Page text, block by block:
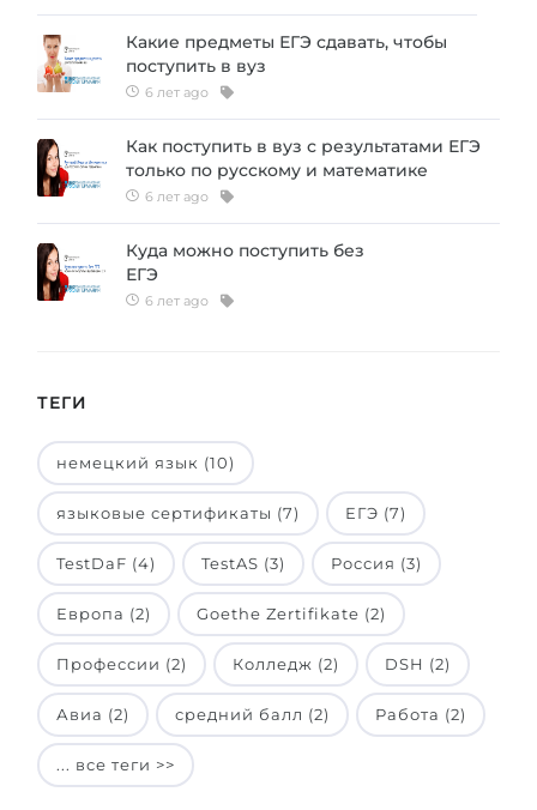
Какие предметы ЕГЭ сдавать, чтобы
поступить в вуз
6 лет ago
Как поступить в вуз с результатами ЕГЭ
только по русскому и математике
6 лет ago
Куда можно поступить без
ЕГЭ
6 лет ago
ТЕГИ
немецкий язык (10)
языковые сертификаты (7) ЕГЭ (7)
TestDaF (4) TestAS (3) Россия (3)
Европа (2) Goethe Zertifikate (2)
Профессии (2) Колледж (2) DSH (2)
Авиа (2) средний балл (2) Работа (2)
... все теги >>